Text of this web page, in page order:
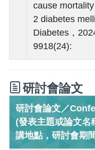
cause
2 diabetes
Diabetes，
9918(24):
研討會論文
研討會論文／
(發表主題或論文名
講地點，研討會期